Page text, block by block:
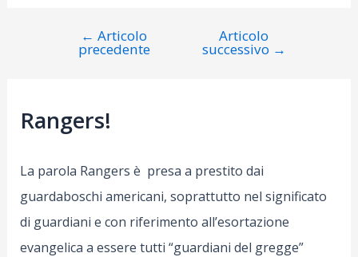
Navigazione
articoli
← Articolo
precedente
Articolo
successivo →
Rangers!
La parola Rangers è presa a prestito dai
guardaboschi americani, soprattutto nel significato
di guardiani e con riferimento all’esortazione
evangelica a essere tutti “guardiani del gregge”